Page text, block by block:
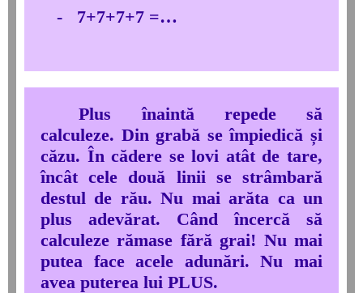
- 7+7+7+7 =…
Plus înaintă repede să
calculeze. Din grabă se împiedică și
căzu. În cădere se lovi atât de tare,
încât cele două linii se strâmbară
destul de rău. Nu mai arăta ca un
plus adevărat. Când încercă să
calculeze rămase fără grai! Nu mai
putea face acele adunări. Nu mai
avea puterea lui PLUS.